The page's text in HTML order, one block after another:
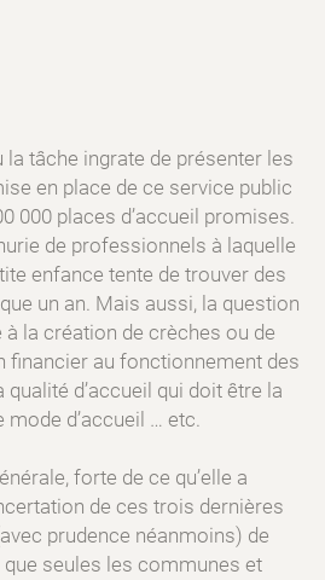
la tâche ingrate de présenter les
en place de ce service public
000 places d’accueil promises.
de professionnels à laquelle
enfance tente de trouver des
un an. Mais aussi, la question
la création de crèches ou de
financier au fonctionnement des
qualité d’accueil qui doit être la
d’accueil … etc.
forte de ce qu’elle a
de ces trois dernières
prudence néanmoins) de
seules les communes et